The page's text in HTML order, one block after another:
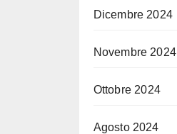
Dicembre 2024
Novembre 2024
Ottobre 2024
Agosto 2024